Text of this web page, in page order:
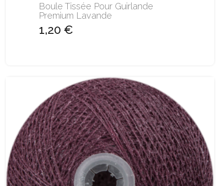
Boule Tissée Pour Guirlande
Premium Lavande
1,20 €